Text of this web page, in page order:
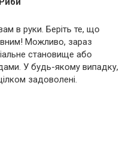
в руки. Беріть те, що
Можливо, зараз
становище або
У будь-якому випадку,
задоволені.